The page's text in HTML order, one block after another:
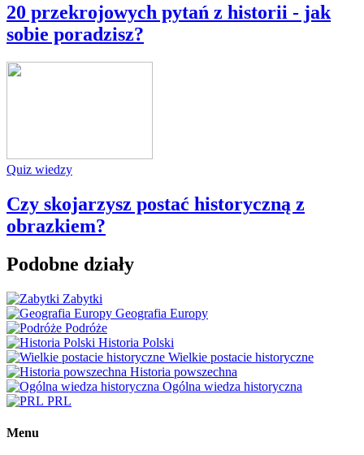
20 przekrojowych pytań z historii - jak
sobie poradzisz?
Quiz wiedzy
Czy skojarzysz postać historyczną z
obrazkiem?
Podobne działy
Zabytki
Geografia Europy
Podróże
Historia Polski
Wielkie postacie historyczne
Historia powszechna
Ogólna wiedza historyczna
PRL
Menu